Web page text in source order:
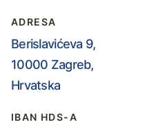
ADRESA
Berislavićeva 9,
10000 Zagreb,
Hrvatska
IBAN HDS-A